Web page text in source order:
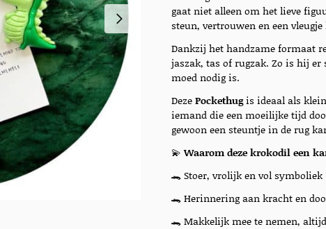
gaat niet alleen om het lieve
steun, vertrouwen en een
Dankzij het handzame formaat
jaszak, tas of rugzak. Zo is hij er
moed nodig is.
DezePockethugis ideaal als
iemand die een moeilijke tijd
gewoon een steuntje in de rug
💫Waarom deze krokodil een
🐊 Stoer, vrolijk en vol symboliek
🐊 Herinnering aan kracht en
🐊 Makkelijk mee te nemen,